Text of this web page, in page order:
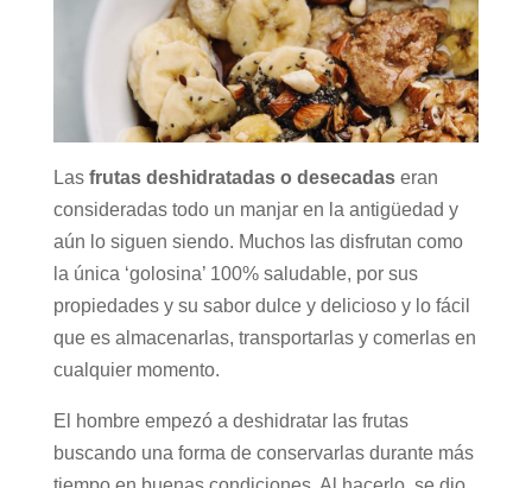
Las frutas deshidratadas o desecadaseran
consideradas todo un manjar en la antigüedad y
aún lo siguen siendo. Muchos las disfrutan como
la única ‘golosina’ 100% saludable, por sus
propiedades y su sabor dulce y delicioso y lo fácil
que es almacenarlas, transportarlas y comerlas en
cualquier momento.
El hombre empezó a deshidratar las frutas
buscando una forma de conservarlas durante más